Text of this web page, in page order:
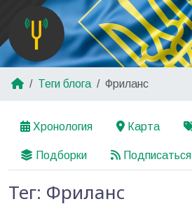
Теги блога Фриланс
Хронология Карта
Подборки Подписаться
Тег: Фриланс